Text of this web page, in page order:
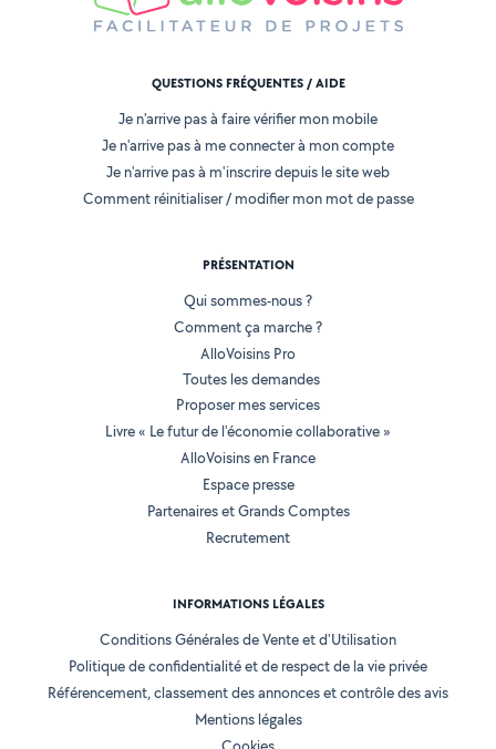
QUESTIONS FRÉQUENTES / AIDE
Je n'arrive pas à faire vérifier mon mobile
Je n'arrive pas à me connecter à mon compte
Je n'arrive pas à m'inscrire depuis le site web
Comment réinitialiser / modifier mon mot de passe
PRÉSENTATION
Qui sommes-nous ?
Comment ça marche ?
AlloVoisins Pro
Toutes les demandes
Proposer mes services
Livre « Le futur de l'économie collaborative »
AlloVoisins en France
Espace presse
Partenaires et Grands Comptes
Recrutement
INFORMATIONS LÉGALES
Conditions Générales de Vente et d'Utilisation
Politique de confidentialité et de respect de la vie privée
Référencement, classement des annonces et contrôle des avis
Mentions légales